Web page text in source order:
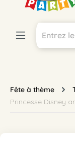
Fête à thème
Princesse Disney